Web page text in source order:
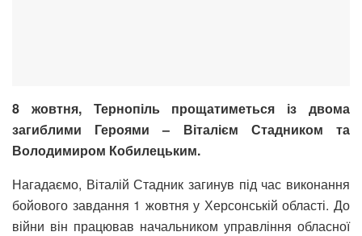
8 жовтня, Тернопіль прощатиметься із двома
загиблими Героями – Віталієм Стадником та
Володимиром Кобилецьким.
Нагадаємо, Віталій Стадник загинув під час виконання
бойового завдання 1 жовтня у Херсонській області. До
війни він працював начальником управління обласної